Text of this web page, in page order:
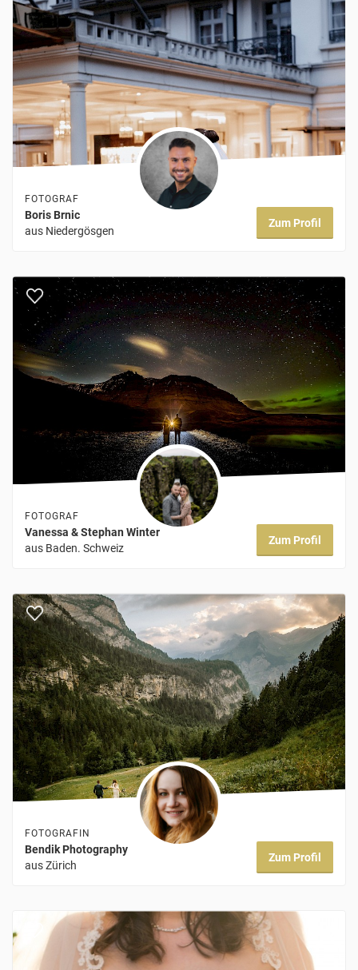
FOTOGRAF
Boris Brnic
aus Niedergösgen
Zum Profil
FOTOGRAF
Vanessa & Stephan Winter
aus Baden. Schweiz
Zum Profil
FOTOGRAFIN
Bendik Photography
aus Zürich
Zum Profil